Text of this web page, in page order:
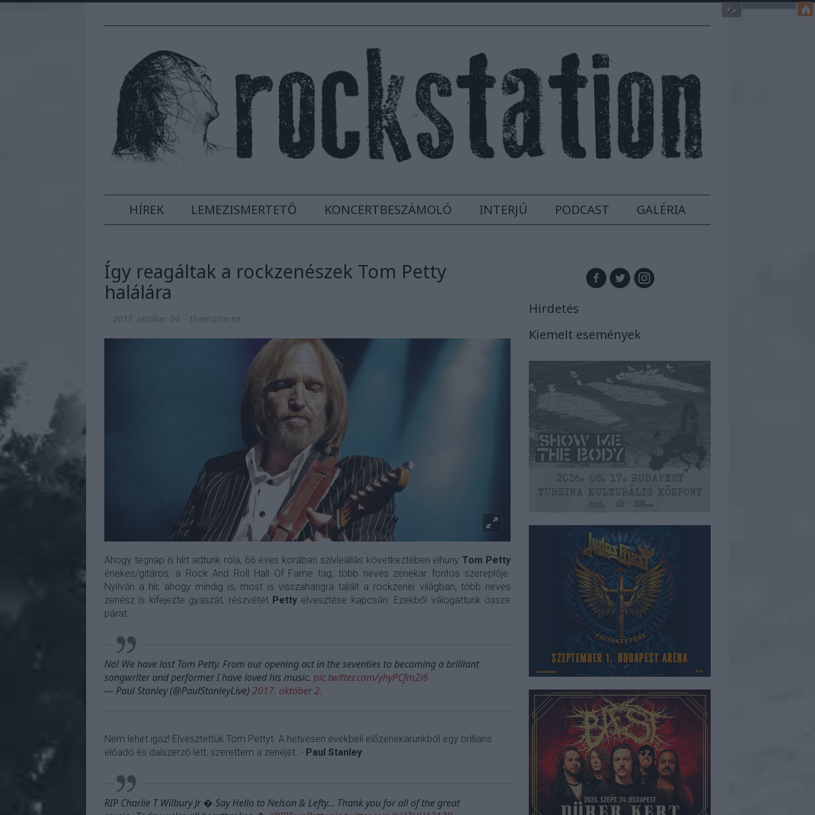
HÍREK LEMEZISMERTETŐ KONCERTBESZÁMOLÓ INTERJÚ PODCAST GALÉRIA
Így reagáltak a rockzenészek Tom Petty
halálára
2017. október 04. - theshattered
Ahogy tegnap is hírt adtunk róla, 66 éves korában szívleállás következtében elhunyTom Petty
énekes/gitáros, a Rock And Roll Hall Of Fame tag, több neves zenekar fontos szereplője.
Nyilván a hír, ahogy mindig is, most is visszahangra talált a rockzenei világban, több neves
zenész is kifejezte gyászát, részvétét Petty elvesztése kapcsán. Ezekből válogattunk össze
párat.
No! We have lost Tom Petty. From our opening act in the seventies to becoming a brilliant
songwriter and performer I have loved his music. pic.twitter.com/yhyPCfm2l6
— Paul Stanley (@PaulStanleyLive) 2017. október 2.
Nem lehet igaz! Elvesztettük Tom Pettyt. A hetvesen évekbeli előzenekarunkból egy brilliáns
előadó és dalszerző lett, szerettem a zenéjét. - Paul Stanley
RIP Charlie T Wilbury Jr � Say Hello to Nelson & Lefty... Thank you for all of the great
Hirdetés
Kiemelt események